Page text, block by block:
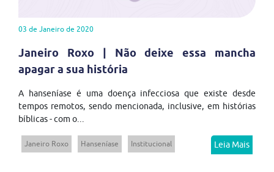
03 de Janeiro de 2020
Janeiro Roxo | Não deixe essa mancha
apagar a sua história
A hanseníase é uma doença infecciosa que existe desde
tempos remotos, sendo mencionada, inclusive, em histórias
bíblicas - com o...
Janeiro Roxo Hanseníase Institucional Leia Mais